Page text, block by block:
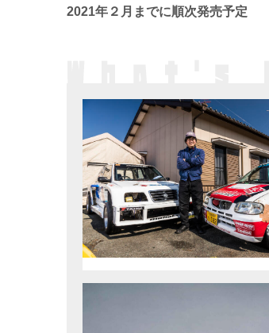
2021年２月までに順次発売予定